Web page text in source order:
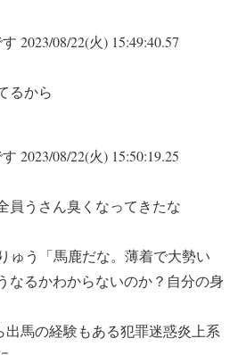
2023/08/22(火) 15:49:40.57
るから
2023/08/22(火) 15:50:19.25
員うさん臭くなってきたな
ゅう「馬鹿だな。薄着で大勢い
なるかわからないのか？自分の身
馬の経験もある犯罪迷惑炎上系